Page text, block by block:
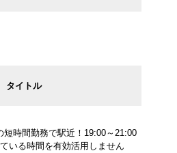
タイトル
短時間勤務で駅近！19:00～21:00
いる時間を有効活用しません